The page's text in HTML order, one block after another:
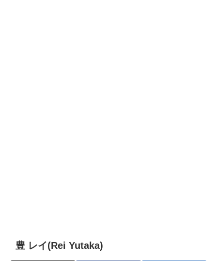
豊 レイ(Rei Yutaka)